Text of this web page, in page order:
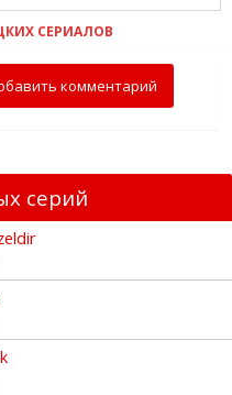
СЕРИАЛОВ
комментарий
серий